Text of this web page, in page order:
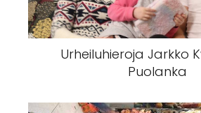
Urheiluhieroja Jarkko
Puolanka